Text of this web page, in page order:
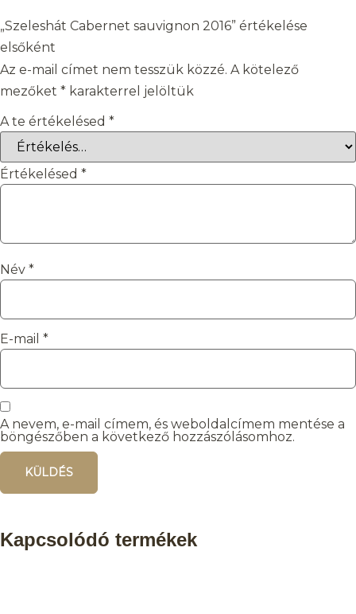
„Szeleshát Cabernet sauvignon 2016” értékelése
elsőként
Az e-mail címet nem tesszük közzé. A kötelező
mezőket * karakterrel jelöltük
A te értékelésed *
Értékelésed *
Név *
E-mail *
A nevem, e-mail címem, és weboldalcímem mentése a
böngészőben a következő hozzászólásomhoz.
Kapcsolódó termékek